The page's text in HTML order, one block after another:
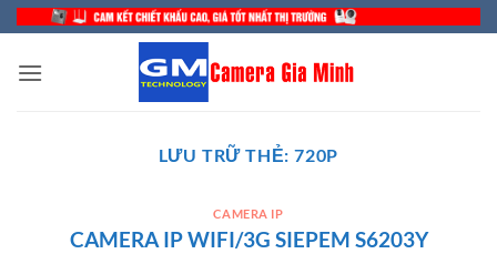
Bỏ
qua
nội
LƯU TRỮ THẺ:720P
CAMERA IP
CAMERA IP WIFI/3G SIEPEM S6203Y